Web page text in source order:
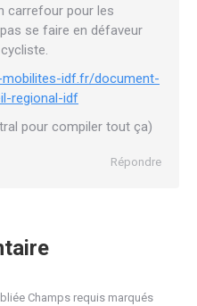
carrefour pour les
se faire en défaveur
idf.fr/document-
regional-idf
pour compiler tout ça)
Répondre
Champs requis marqués